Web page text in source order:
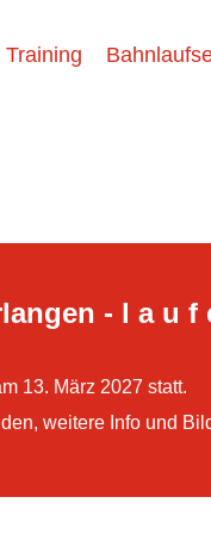
Training
- l a u f
13. März 2027 statt.
weitere Info und